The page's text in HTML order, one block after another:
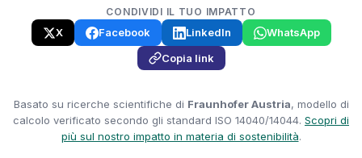
CONDIVIDI IL TUO IMPATTO
X Facebook LinkedIn
WhatsApp
Copia link
Basato su ricerche scientifiche di Fraunhofer Austria, modello di
calcolo verificato secondo gli standard ISO 14040/14044. Scopri di
più sul nostro impatto in materia di sostenibilità.